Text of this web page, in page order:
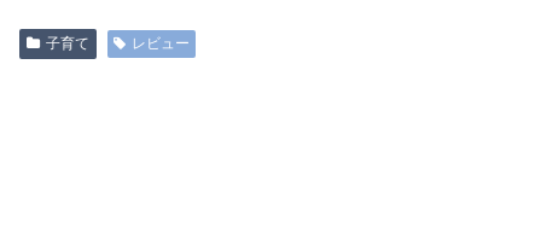
子育て レビュー